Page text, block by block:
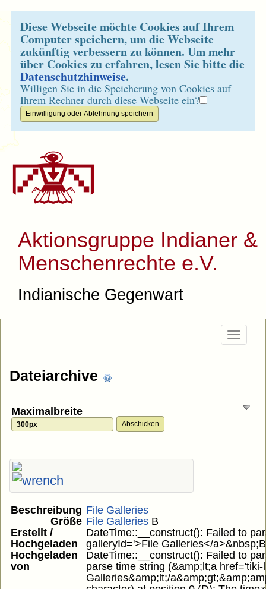
Diese Webseite möchte Cookies auf Ihrem
Computer speichern, um die Webseite
zukünftig verbessern zu können. Um mehr
über Cookies zu erfahren, lesen Sie bitte die
Datenschutzhinweise.
Willigen Sie in die Speicherung von Cookies auf
Ihrem Rechner durch diese Webseite ein?
Aktionsgruppe Indianer &
Menschenrechte e.V.
Indianische Gegenwart
Dateiarchive
Maximalbreite
Beschreibung File Galleries
Größe File Galleries B
Erstellt /
Hochgeladen
DateTime::__construct(): Failed to
galleryId='>File Galleries</
Hochgeladen
von
DateTime::__construct(): Failed to
parse time string (&amp;lt;a
Galleries&amp;lt;/